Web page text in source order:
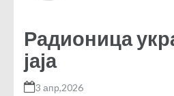
Радионица
јаја
3 апр,2026